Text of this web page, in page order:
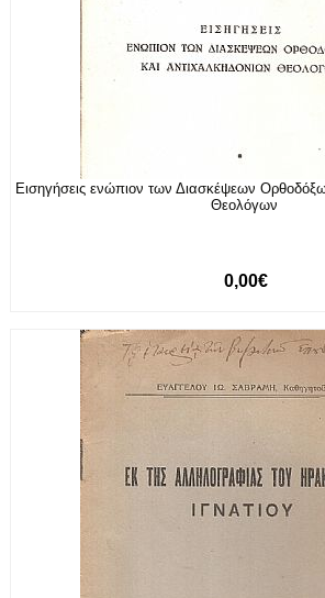
Εισηγήσεις ενώπιον των Διασκέψεων
Θεολόγων
0,00€